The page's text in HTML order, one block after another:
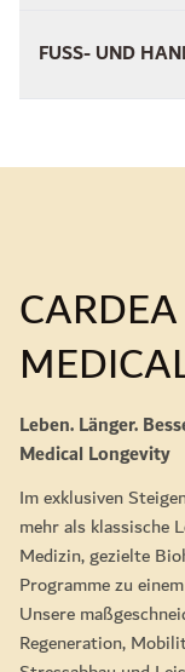
FUSS- UND
Leben. Länger.
Medical Longevity
Im exklusiven
mehr als klassische
Medizin, gezielte
Programme zu
Unsere
Regeneration,